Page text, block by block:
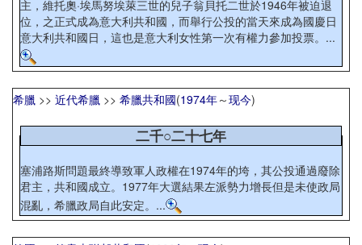
主，維托奧·埃馬努埃萊三世的兒子翁貝托二世於1946年被迫退
位，之正式成為意大利共和國，而舉行公投的當天來成為國慶日
意大利共和國日，這也是意大利女性第一次有權力參加投票。...
希臘 >> 近代希臘 >> 希臘共和國(1974年～现今)
二千○二十七年
塞浦路斯問題最終導致軍人政權在1974年的垮，其公投通過廢除
君主，共和國成立。1977年大選結果左派勢力增長但是未使政局
混亂，希臘政局自此安定。...